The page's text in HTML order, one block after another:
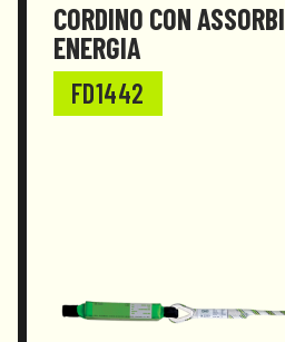
CORDINO CON
ENERGIA
FD1442